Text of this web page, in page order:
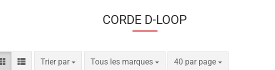
CORDE D-LOOP
Trier par
Trier par Tous les marques
par page 40 par page
par page